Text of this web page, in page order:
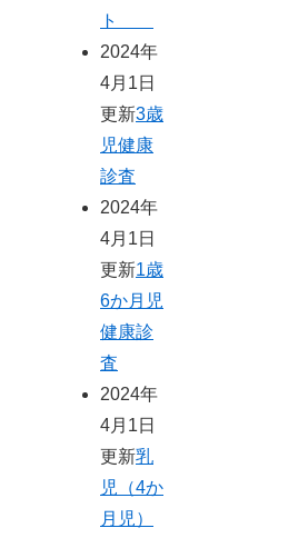
ト
2024年
4月1日
更新3歳
児健康
診査
2024年
4月1日
更新1歳
6か月児
健康診
査
2024年
4月1日
更新乳
児（4か
月児）